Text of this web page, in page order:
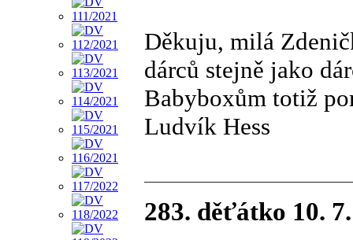
Děkuju, milá
dárců stejně jako
Babyboxům totiž
Ludvík Hess
283. děťátko 10.